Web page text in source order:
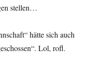
stellen…
hätte sich auch
Lol, rofl.